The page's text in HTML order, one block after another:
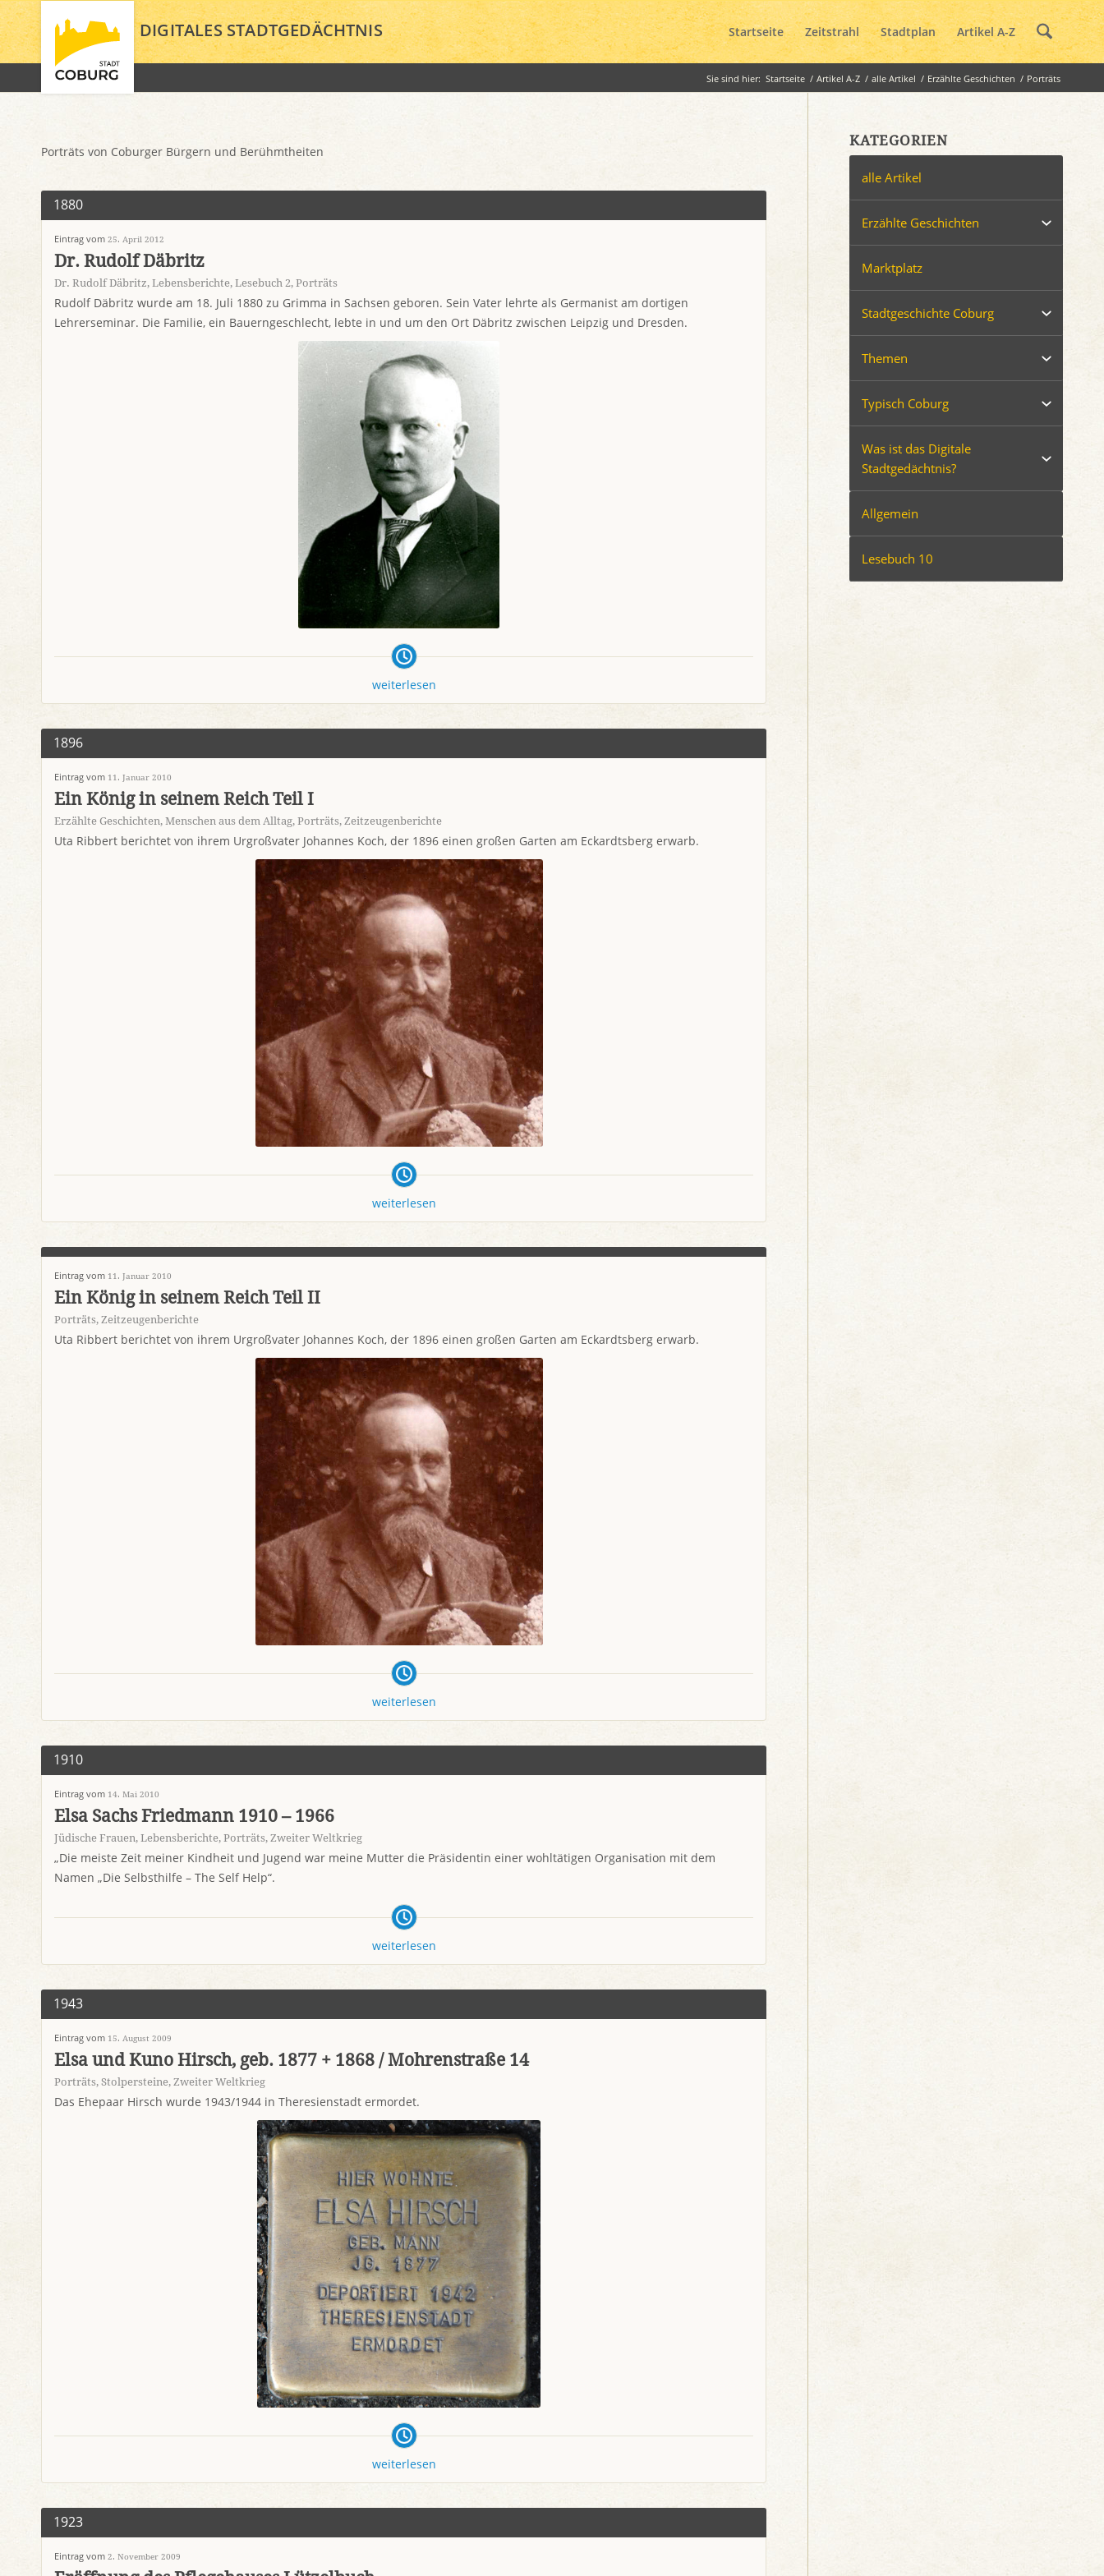
DIGITALES STADTGEDÄCHTNIS Startseite Zeitstrahl Stadtplan Artikel A-Z
Sie sind hier: Startseite / Artikel A-Z / alle Artikel / Erzählte Geschichten / Porträts
Porträts von Coburger Bürgern und Berühmtheiten
1880
Eintrag vom 25. April 2012
Dr. Rudolf Däbritz
Dr. Rudolf Däbritz, Lebensberichte, Lesebuch 2, Porträts
Rudolf Däbritz wurde am 18. Juli 1880 zu Grimma in Sachsen geboren. Sein Vater lehrte als Germanist am dortigen
Lehrerseminar. Die Familie, ein Bauerngeschlecht, lebte in und um den Ort Däbritz zwischen Leipzig und Dresden.
weiterlesen
1896
Eintrag vom 11. Januar 2010
Ein König in seinem Reich Teil I
Erzählte Geschichten, Menschen aus dem Alltag, Porträts, Zeitzeugenberichte
Uta Ribbert berichtet von ihrem Urgroßvater Johannes Koch, der 1896 einen großen Garten am Eckardtsberg erwarb.
weiterlesen
Eintrag vom 11. Januar 2010
Ein König in seinem Reich Teil II
Porträts, Zeitzeugenberichte
Uta Ribbert berichtet von ihrem Urgroßvater Johannes Koch, der 1896 einen großen Garten am Eckardtsberg erwarb.
weiterlesen
1910
Eintrag vom 14. Mai 2010
Elsa Sachs Friedmann 1910 – 1966
Jüdische Frauen, Lebensberichte, Porträts, Zweiter Weltkrieg
„Die meiste Zeit meiner Kindheit und Jugend war meine Mutter die Präsidentin einer wohltätigen Organisation mit dem
Namen „Die Selbsthilfe – The Self Help“.
weiterlesen
1943
Eintrag vom 15. August 2009
Elsa und Kuno Hirsch, geb. 1877 + 1868 / Mohrenstraße 14
Porträts, Stolpersteine, Zweiter Weltkrieg
Das Ehepaar Hirsch wurde 1943/1944 in Theresienstadt ermordet.
weiterlesen
1923
Eintrag vom 2. November 2009
KATEGORIEN
alle Artikel
Erzählte Geschichten
Marktplatz
Stadtgeschichte Coburg
Themen
Typisch Coburg
Was ist das Digitale
Stadtgedächtnis?
Allgemein
Lesebuch 10